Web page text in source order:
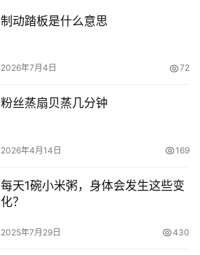
制动踏板是什么意思
2026年7月4日 72
粉丝蒸扇贝蒸几分钟
2026年4月14日 169
每天1碗小米粥，身体会发生这些变
化？
2025年7月29日 430